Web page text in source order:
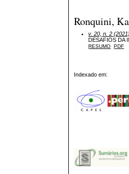
Ronquini,
v. 20, n. 2
DESAFIOS DA
RESUMO PDF
Indexado em: